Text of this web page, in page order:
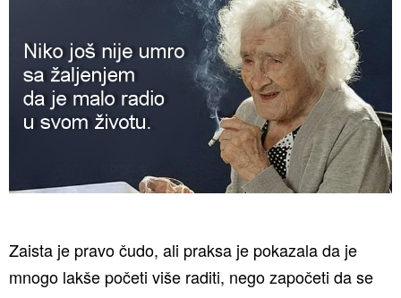
Zaista je pravo čudo, ali praksa je pokazala da je
mnogo lakše početi više raditi, nego započeti da se